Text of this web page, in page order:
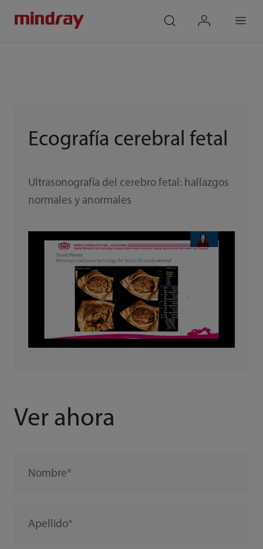
Ecografía cerebral fetal
Ultrasonografía del cerebro fetal: hallazgos
normales y anormales
Ver ahora
Nombre
Apellido